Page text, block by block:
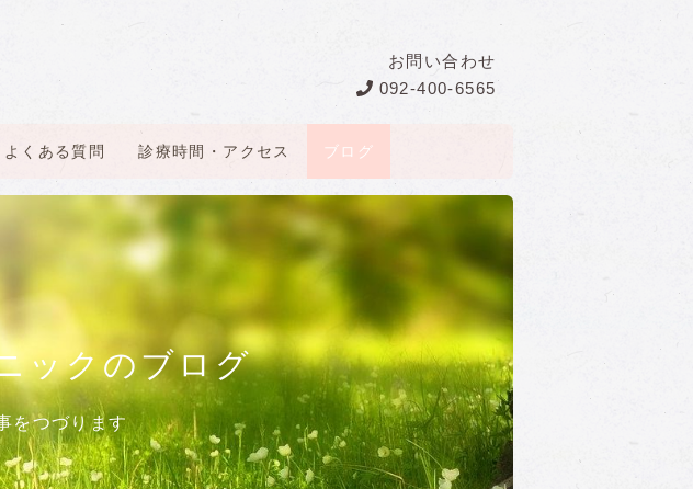
お問い合わせ
092-400-6565
よくある質問 診療時間・アクセス ブログ
ックのブログ
をつづります